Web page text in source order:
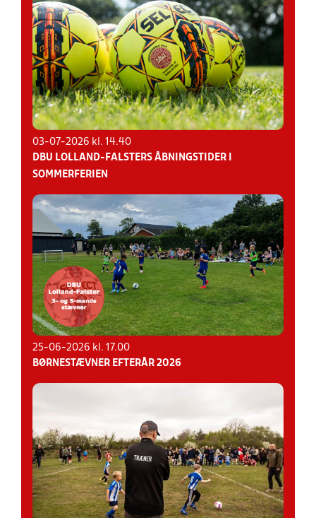
03-07-2026 kl. 14.40
DBU LOLLAND-FALSTERS ÅBNINGSTIDER I
SOMMERFERIEN
25-06-2026 kl. 17.00
BØRNESTÆVNER EFTERÅR 2026